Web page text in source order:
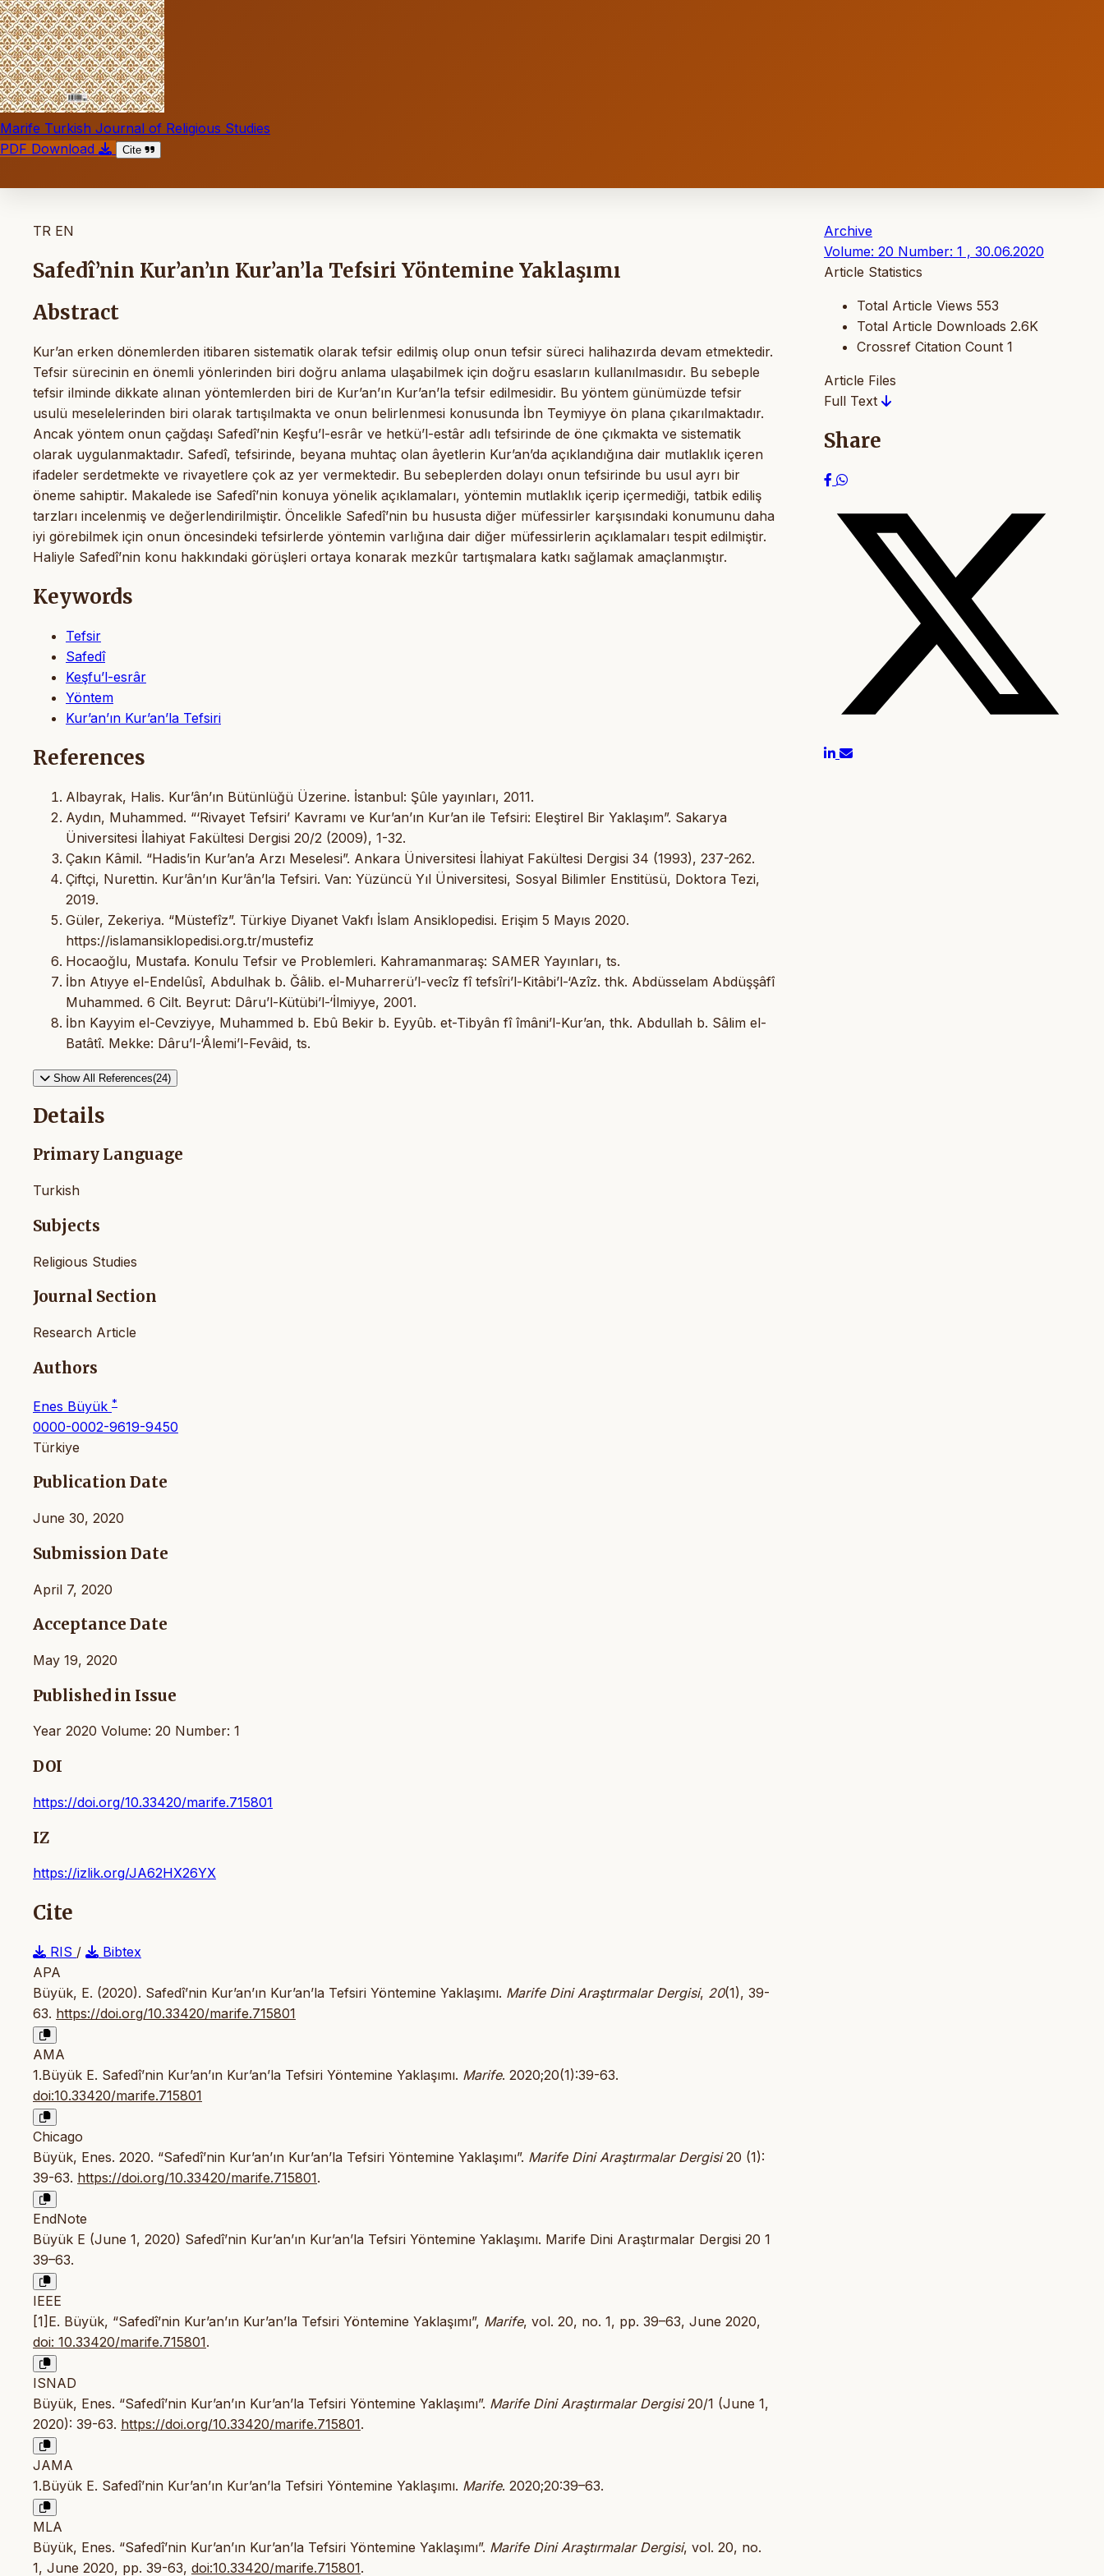
Marife Turkish Journal of Religious Studies
PDF Download
Cite
TR EN
Safedî’nin Kur’an’ın Kur’an’la Tefsiri Yöntemine Yaklaşımı
Abstract
Kur’an erken dönemlerden itibaren sistematik olarak tefsir edilmiş olup onun tefsir süreci halihazırda devam etmektedir.
Tefsir sürecinin en önemli yönlerinden biri doğru anlama ulaşabilmek için doğru esasların kullanılmasıdır. Bu sebeple
tefsir ilminde dikkate alınan yöntemlerden biri de Kur’an’ın Kur’an’la tefsir edilmesidir. Bu yöntem günümüzde tefsir
usulü meselelerinden biri olarak tartışılmakta ve onun belirlenmesi konusunda İbn Teymiyye ön plana çıkarılmaktadır.
Ancak yöntem onun çağdaşı Safedî’nin Keşfu’l-esrâr ve hetkü’l-estâr adlı tefsirinde de öne çıkmakta ve sistematik
olarak uygulanmaktadır. Safedî, tefsirinde, beyana muhtaç olan âyetlerin Kur’an’da açıklandığına dair mutlaklık içeren
ifadeler serdetmekte ve rivayetlere çok az yer vermektedir. Bu sebeplerden dolayı onun tefsirinde bu usul ayrı bir
öneme sahiptir. Makalede ise Safedî’nin konuya yönelik açıklamaları, yöntemin mutlaklık içerip içermediği, tatbik ediliş
tarzları incelenmiş ve değerlendirilmiştir. Öncelikle Safedî’nin bu hususta diğer müfessirler karşısındaki konumunu daha
iyi görebilmek için onun öncesindeki tefsirlerde yöntemin varlığına dair diğer müfessirlerin açıklamaları tespit edilmiştir.
Haliyle Safedî’nin konu hakkındaki görüşleri ortaya konarak mezkûr tartışmalara katkı sağlamak amaçlanmıştır.
Keywords
Tefsir
Safedî
Keşfu’l-esrâr
Yöntem
Kur’an’ın Kur’an’la Tefsiri
References
Albayrak, Halis. Kur’ân’ın Bütünlüğü Üzerine. İstanbul: Şûle yayınları, 2011.
Aydın, Muhammed. “‘Rivayet Tefsiri’ Kavramı ve Kur’an’ın Kur’an ile Tefsiri: Eleştirel Bir Yaklaşım”. Sakarya
Üniversitesi İlahiyat Fakültesi Dergisi 20/2 (2009), 1-32.
Çakın Kâmil. “Hadis’in Kur’an’a Arzı Meselesi”. Ankara Üniversitesi İlahiyat Fakültesi Dergisi 34 (1993), 237-262.
Çiftçi, Nurettin. Kur’ân’ın Kur’ân’la Tefsiri. Van: Yüzüncü Yıl Üniversitesi, Sosyal Bilimler Enstitüsü, Doktora Tezi,
2019.
Güler, Zekeriya. “Müstefîz”. Türkiye Diyanet Vakfı İslam Ansiklopedisi. Erişim 5 Mayıs 2020.
https://islamansiklopedisi.org.tr/mustefiz
Hocaoğlu, Mustafa. Konulu Tefsir ve Problemleri. Kahramanmaraş: SAMER Yayınları, ts.
İbn Atıyye el-Endelûsî, Abdulhak b. Ğâlib. el-Muharrerü’l-vecîz fî tefsîri’l-Kitâbi’l-‘Azîz. thk. Abdüsselam Abdüşşâfî
Muhammed. 6 Cilt. Beyrut: Dâru’l-Kütübi’l-‘İlmiyye, 2001.
İbn Kayyim el-Cevziyye, Muhammed b. Ebû Bekir b. Eyyûb. et-Tibyân fî îmâni’l-Kur’an, thk. Abdullah b. Sâlim el-
Batâtî. Mekke: Dâru’l-‘Âlemi’l-Fevâid, ts.
Show All References(24)
Details
Primary Language
Turkish
Subjects
Religious Studies
Journal Section
Research Article
Authors
Enes Büyük *
0000-0002-9619-9450
Türkiye
Publication Date
June 30, 2020
Submission Date
April 7, 2020
Acceptance Date
May 19, 2020
Published in Issue
Year 2020 Volume: 20 Number: 1
DOI
https://doi.org/10.33420/marife.715801
IZ
https://izlik.org/JA62HX26YX
Cite
RIS /
Bibtex
APA
Büyük, E. (2020). Safedî’nin Kur’an’ın Kur’an’la Tefsiri Yöntemine Yaklaşımı. Marife Dini Araştırmalar Dergisi, 20(1), 39-
63. https://doi.org/10.33420/marife.715801
AMA
1.Büyük E. Safedî’nin Kur’an’ın Kur’an’la Tefsiri Yöntemine Yaklaşımı. Marife. 2020;20(1):39-63.
doi:10.33420/marife.715801
Chicago
Büyük, Enes. 2020. “Safedî’nin Kur’an’ın Kur’an’la Tefsiri Yöntemine Yaklaşımı”. Marife Dini Araştırmalar Dergisi20 (1):
39-63. https://doi.org/10.33420/marife.715801.
EndNote
Büyük E (June 1, 2020) Safedî’nin Kur’an’ın Kur’an’la Tefsiri Yöntemine Yaklaşımı. Marife Dini Araştırmalar Dergisi 20 1
39–63.
IEEE
[1]E. Büyük, “Safedî’nin Kur’an’ın Kur’an’la Tefsiri Yöntemine Yaklaşımı”, Marife, vol. 20, no. 1, pp. 39–63, June 2020,
doi: 10.33420/marife.715801.
ISNAD
Büyük, Enes. “Safedî’nin Kur’an’ın Kur’an’la Tefsiri Yöntemine Yaklaşımı”. Marife Dini Araştırmalar Dergisi20/1 (June 1,
2020): 39-63. https://doi.org/10.33420/marife.715801.
JAMA
1.Büyük E. Safedî’nin Kur’an’ın Kur’an’la Tefsiri Yöntemine Yaklaşımı. Marife. 2020;20:39–63.
MLA
Büyük, Enes. “Safedî’nin Kur’an’ın Kur’an’la Tefsiri Yöntemine Yaklaşımı”. Marife Dini Araştırmalar Dergisi, vol. 20, no.
1, June 2020, pp. 39-63, doi:10.33420/marife.715801.
Archive
Volume: 20 Number: 1 , 30.06.2020
Article Statistics
Total Article Views 553
Total Article Downloads 2.6K
Crossref Citation Count 1
Article Files
Full Text
Share